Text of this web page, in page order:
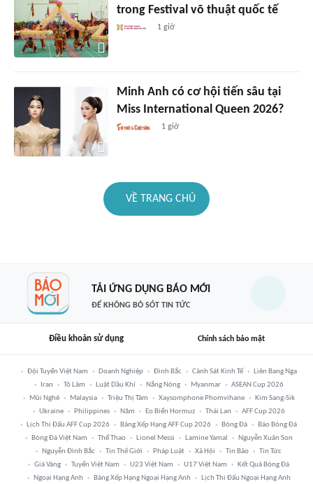
trong Festival võ thuật quốc tế
1 giờ
Minh Anh có cơ hội tiến sâu tại
Miss International Queen 2026?
1 giờ
VỀ TRANG CHỦ
TẢI ỨNG DỤNG BÁO MỚI
ĐỂ KHÔNG BỎ SÓT TIN TỨC
Điều khoản sử dụng Chính sách bảo mật
Đội Tuyển Việt Nam Doanh Nghiệp Đình Bắc Cảnh Sát Kinh Tế
Liên Bang Nga
Iran
Tô Lâm Luật Dầu Khí Nắng Nóng Myanmar
ASEAN Cup 2026
Mũi Nghê
Malaysia Triệu Thị Tâm Xaysomphone Phomvihane
Kim Sang-Sik
Ukraine
Philippines Năm Eo Biển Hormuz Thái Lan
AFF Cup 2026
Lịch Thi Đấu AFF Cup 2026
Bảng Xếp Hạng AFF Cup 2026 Bóng Đá
Báo Bóng Đá
Bóng Đá Việt Nam
Thể Thao Lionel Messi Lamine Yamal
Nguyễn Xuân Son
Nguyễn Đình Bắc
Tin Thế Giới Pháp Luật Xã Hội Tin Bão
Tin Tức
Giá Vàng
Tuyển Việt Nam U23 Việt Nam U17 Việt Nam
Kết Quả Bóng Đá
Ngoại Hạng Anh
Bảng Xếp Hạng Ngoại Hạng Anh Lịch Thi Đấu Ngoại Hạng Anh